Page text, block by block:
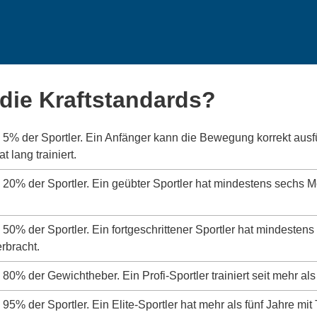
Kraftstandards?
der Sportler. Ein Anfänger kann die Bewegung korrekt
lang trainiert.
der Sportler. Ein geübter Sportler hat mindestens sechs
der Sportler. Ein fortgeschrittener Sportler hat
der Gewichtheber. Ein Profi-Sportler trainiert seit mehr
der Sportler. Ein Elite-Sportler hat mehr als fünf Jahre